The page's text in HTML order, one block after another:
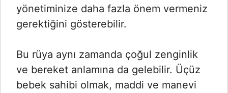
yönetiminize daha fazla önem vermeniz
gerektiğini gösterebilir.
Bu rüya aynı zamanda çoğul zenginlik
ve bereket anlamına da gelebilir. Üçüz
bebek sahibi olmak, maddi ve manevi